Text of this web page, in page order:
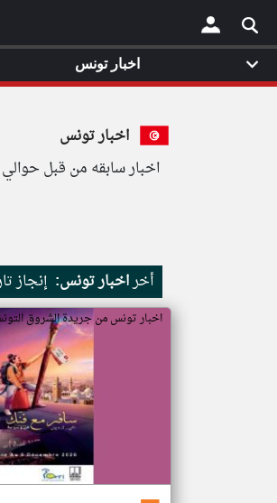
×
اخبار تونس
اخبار سابقه من قبل حوالي ٢ ساعة
أخراخبار تونس: إنجاز
اخبار تونس من جريدة الشروق
اخبار تونس